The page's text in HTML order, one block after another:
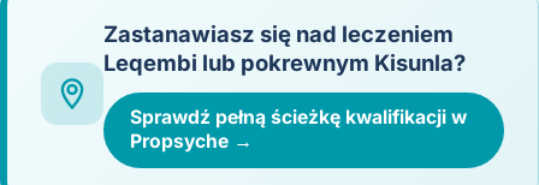
Zastanawiasz się nad leczeniem
Leqembi lub pokrewnym Kisunla?
Sprawdź pełną ścieżkę kwalifikacji w
Propsyche →